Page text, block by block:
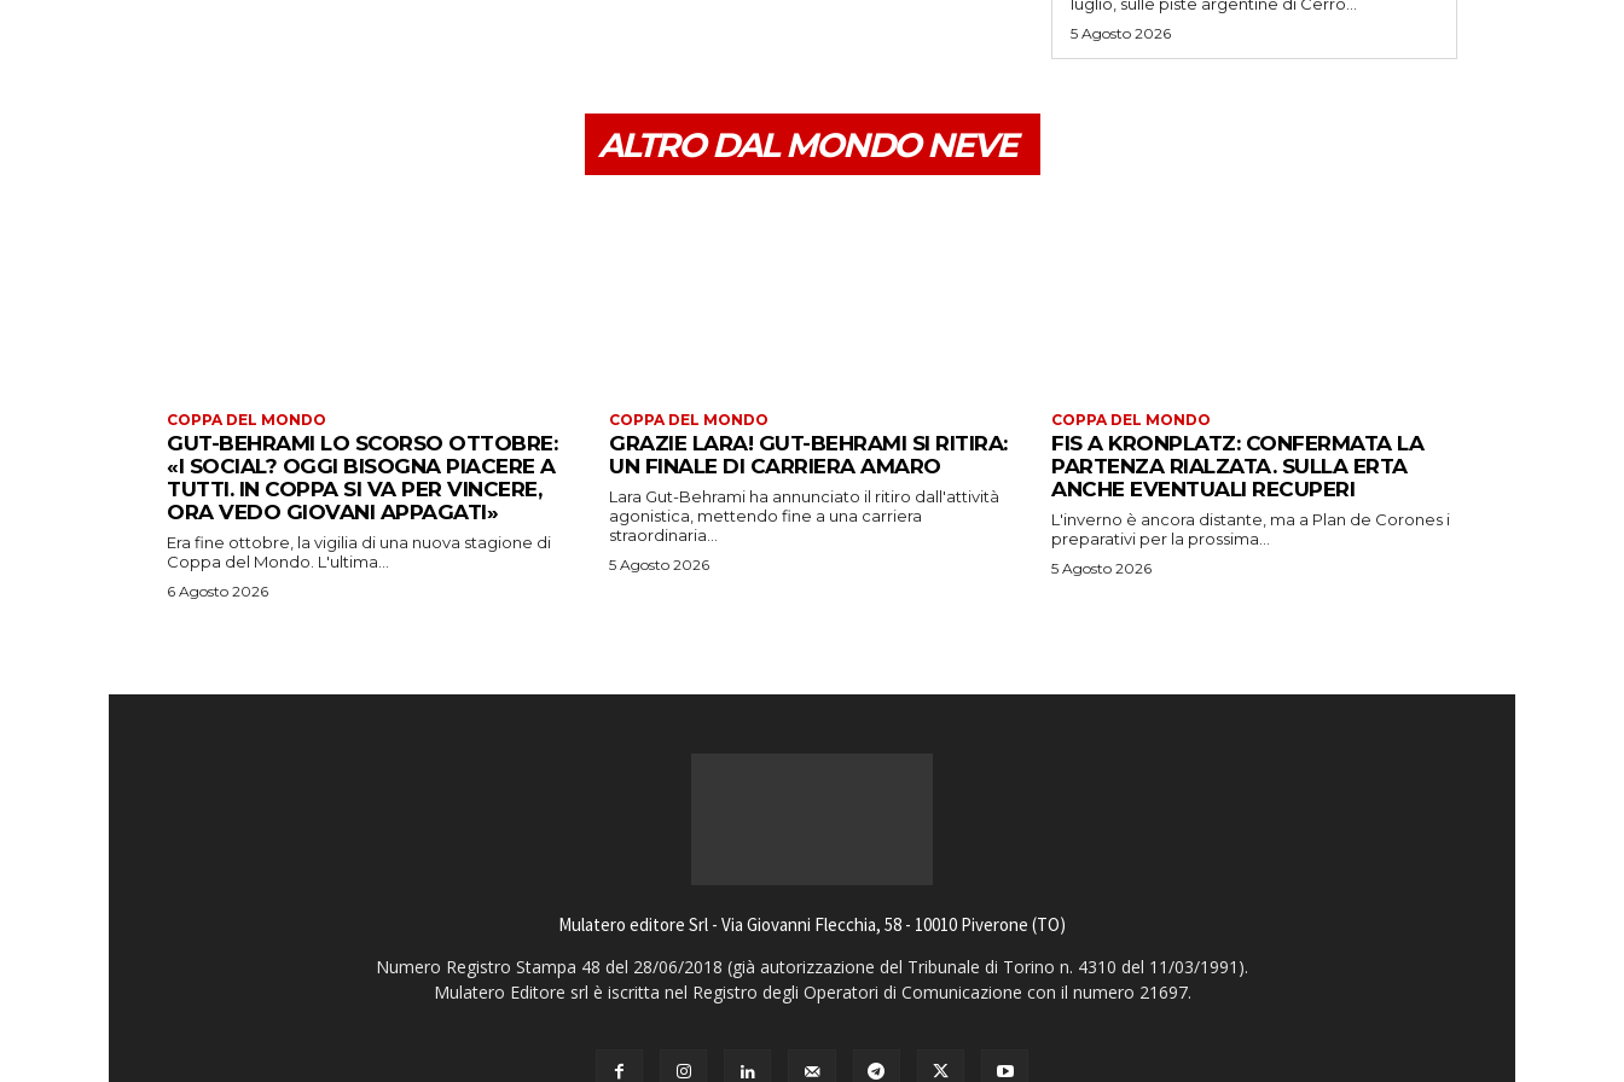
5 Agosto 2026
ALTRO DAL MONDO NEVE
COPPA DEL MONDO
GUT-BEHRAMI LO SCORSO OTTOBRE:
«I SOCIAL? OGGI BISOGNA PIACERE A
TUTTI. IN COPPA SI VA PER VINCERE,
ORA VEDO GIOVANI APPAGATI»
Era fine ottobre, la vigilia di una nuova stagione di
Coppa del Mondo. L'ultima...
6 Agosto 2026
COPPA DEL MONDO
GRAZIE LARA! GUT-BEHRAMI SI RITIRA:
UN FINALE DI CARRIERA AMARO
Lara Gut-Behrami ha annunciato il ritiro dall'attività
agonistica, mettendo fine a una carriera
straordinaria...
5 Agosto 2026
COPPA DEL MONDO
FIS A KRONPLATZ: CONFERMATA LA
PARTENZA RIALZATA. SULLA ERTA
ANCHE EVENTUALI RECUPERI
L'inverno è ancora distante, ma a Plan de Corones i
preparativi per la prossima...
5 Agosto 2026
Mulatero editore Srl - Via Giovanni Flecchia, 58 - 10010 Piverone (TO)
Numero Registro Stampa 48 del 28/06/2018 (già autorizzazione del Tribunale di Torino n. 4310 del 11/03/1991).
Mulatero Editore srl è iscritta nel Registro degli Operatori di Comunicazione con il numero 21697.